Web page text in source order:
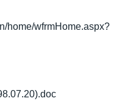
home/wfrmHome.aspx?